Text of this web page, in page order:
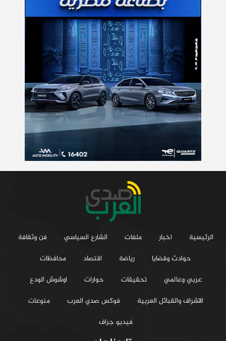
الرئيسية اخبار ملفات الشارع السياسي
فن وثقافة
حوادث وقضايا
رياضة اقتصاد
محافظات
عربي وعالمي
تحقيقات حوارات
اوشوش الودع
الاشراف والقبائل العربية
فوكس صدي العرب
منوعات
فيديو جراف